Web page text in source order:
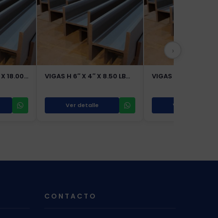
18.00… VIGAS H 6″ X 4″ X 8.50 LB…
Ver detalle
VIGAS H 8″ X 4″ X
Ver detalle
›
CONTACTO